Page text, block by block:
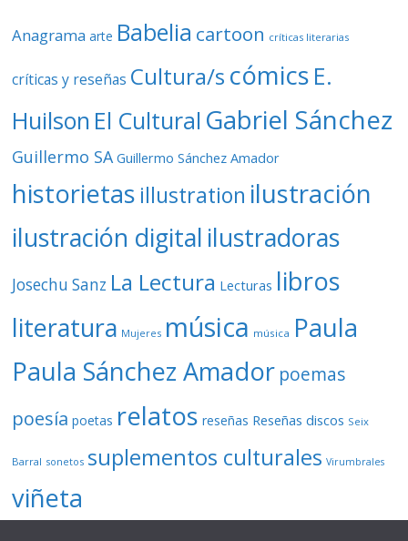
Anagrama arte Babelia cartoon críticas literarias
críticas y reseñas Cultura/s cómics E.
Huilson El Cultural Gabriel Sánchez
Guillermo SA Guillermo Sánchez Amador
historietas illustration ilustración
ilustración digital ilustradoras
Josechu Sanz La Lectura Lecturas libros
literatura Mujeres música música Paula
Paula Sánchez Amador poemas
poesía poetas relatos reseñas Reseñas discos Seix
Barral sonetos suplementos culturales Virumbrales
viñeta